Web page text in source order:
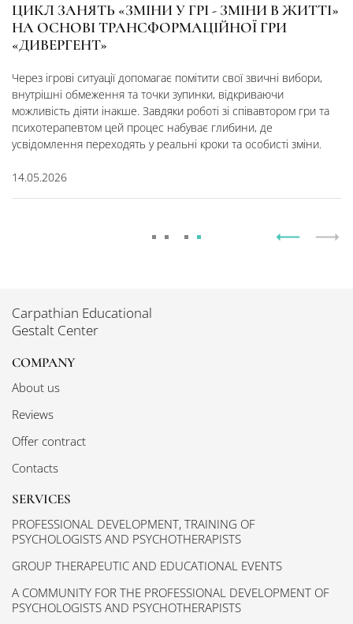
ЦИКЛ ЗАНЯТЬ «ЗМІНИ У ГРІ - ЗМІНИ В ЖИТТІ»
НА ОСНОВІ ТРАНСФОРМАЦІЙНОЇ ГРИ
«ДИВЕРГЕНТ»
Через ігрові ситуації допомагає помітити свої звичні вибори,
внутрішні обмеження та точки зупинки, відкриваючи
можливість діяти інакше. Завдяки роботі зі співавтором гри та
психотерапевтом цей процес набуває глибини, де
усвідомлення переходять у реальні кроки та особисті зміни.
14.05.2026
Carpathian Educational
Gestalt Center
COMPANY
About us
Reviews
Offer contract
Contacts
SERVICES
PROFESSIONAL DEVELOPMENT, TRAINING OF
PSYCHOLOGISTS AND PSYCHOTHERAPISTS
GROUP THERAPEUTIC AND EDUCATIONAL EVENTS
A COMMUNITY FOR THE PROFESSIONAL DEVELOPMENT OF
PSYCHOLOGISTS AND PSYCHOTHERAPISTS